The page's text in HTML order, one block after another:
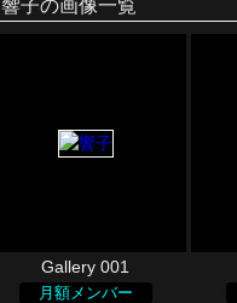
響子の画像一覧
Gallery 001
月額メンバー